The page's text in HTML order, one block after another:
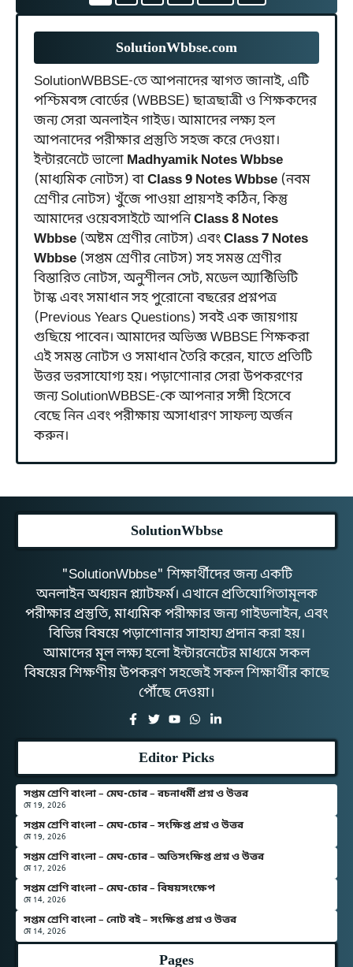
SolutionWbbse.com
SolutionWBBSE-তে আপনাদের স্বাগত জানাই, এটি
পশ্চিমবঙ্গ বোর্ডের (WBBSE) ছাত্রছাত্রী ও শিক্ষকদের
জন্য সেরা অনলাইন গাইড। আমাদের লক্ষ্য হল
আপনাদের পরীক্ষার প্রস্তুতি সহজ করে দেওয়া।
ইন্টারনেটে ভালো Madhyamik Notes Wbbse
(মাধ্যমিক নোটস) বাClass 9 Notes Wbbse (নবম
শ্রেণীর নোটস) খুঁজে পাওয়া প্রায়শই কঠিন, কিন্তু
আমাদের ওয়েবসাইটে আপনিClass 8 Notes
Wbbse (অষ্টম শ্রেণীর নোটস) এবংClass 7 Notes
Wbbse (সপ্তম শ্রেণীর নোটস) সহ সমস্ত শ্রেণীর
বিস্তারিত নোটস, অনুশীলন সেট, মডেল অ্যাক্টিভিটি
টাস্ক এবং সমাধান সহ পুরোনো বছরের প্রশ্নপত্র
(Previous Years Questions) সবই এক জায়গায়
গুছিয়ে পাবেন। আমাদের অভিজ্ঞ WBBSE শিক্ষকরা
এই সমস্ত নোটস ও সমাধান তৈরি করেন, যাতে প্রতিটি
উত্তর ভরসাযোগ্য হয়। পড়াশোনার সেরা উপকরণের
জন্য SolutionWBBSE-কে আপনার সঙ্গী হিসেবে
বেছে নিন এবং পরীক্ষায় অসাধারণ সাফল্য অর্জন
করুন।
SolutionWbbse
"SolutionWbbse" শিক্ষার্থীদের জন্য একটি
অনলাইন অধ্যয়ন প্ল্যাটফর্ম। এখানে প্রতিযোগিতামূলক
পরীক্ষার প্রস্তুতি, মাধ্যমিক পরীক্ষার জন্য গাইডলাইন, এবং
বিভিন্ন বিষয়ে পড়াশোনার সাহায্য প্রদান করা হয়।
আমাদের মূল লক্ষ্য হলো ইন্টারনেটের মাধ্যমে সকল
বিষয়ের শিক্ষণীয় উপকরণ সহজেই সকল শিক্ষার্থীর কাছে
পৌঁছে দেওয়া।
Editor Picks
সপ্তম শ্রেণি বাংলা – মেঘ-চোর – রচনাধর্মী প্রশ্ন ও উত্তর
মে 19, 2026
সপ্তম শ্রেণি বাংলা – মেঘ-চোর – সংক্ষিপ্ত প্রশ্ন ও উত্তর
মে 19, 2026
সপ্তম শ্রেণি বাংলা – মেঘ-চোর – অতিসংক্ষিপ্ত প্রশ্ন ও উত্তর
মে 17, 2026
সপ্তম শ্রেণি বাংলা – মেঘ-চোর – বিষয়সংক্ষেপ
মে 14, 2026
সপ্তম শ্রেণি বাংলা – নোট বই – সংক্ষিপ্ত প্রশ্ন ও উত্তর
মে 14, 2026
Pages